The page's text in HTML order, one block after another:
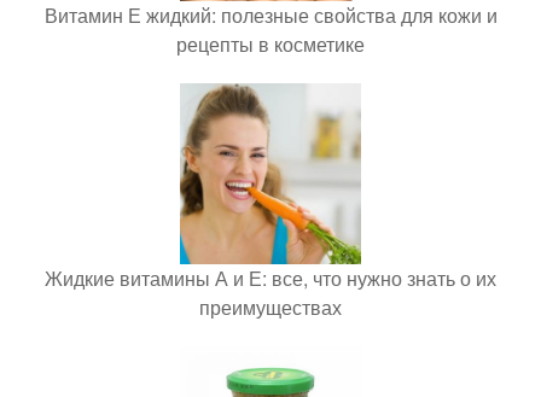
Витамин Е жидкий: полезные свойства для кожи и
рецепты в косметике
Жидкие витамины А и Е: все, что нужно знать о их
преимуществах